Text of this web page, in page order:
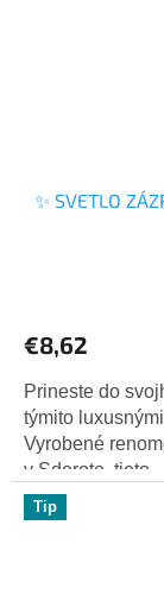
✨ SVETLO
produktu
je
5,0
z
5
hviezdičiek.
€8,62
Prineste do
týmito
Vyrobené
v Sderote, tieto...
Tip